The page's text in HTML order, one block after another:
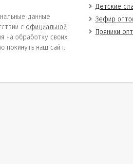
данные
с официальной
на обработку своих
покинуть наш сайт.
Детские
Зефир
Пряники